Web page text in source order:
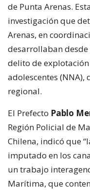
de Punta Arenas.
investigación que
Arenas, en
desarrollaban desde
delito de
adolescentes
regional.
El Prefecto Pablo
Región Policial de
Chilena, indicó que
imputado en los
un trabajo
Marítima, que